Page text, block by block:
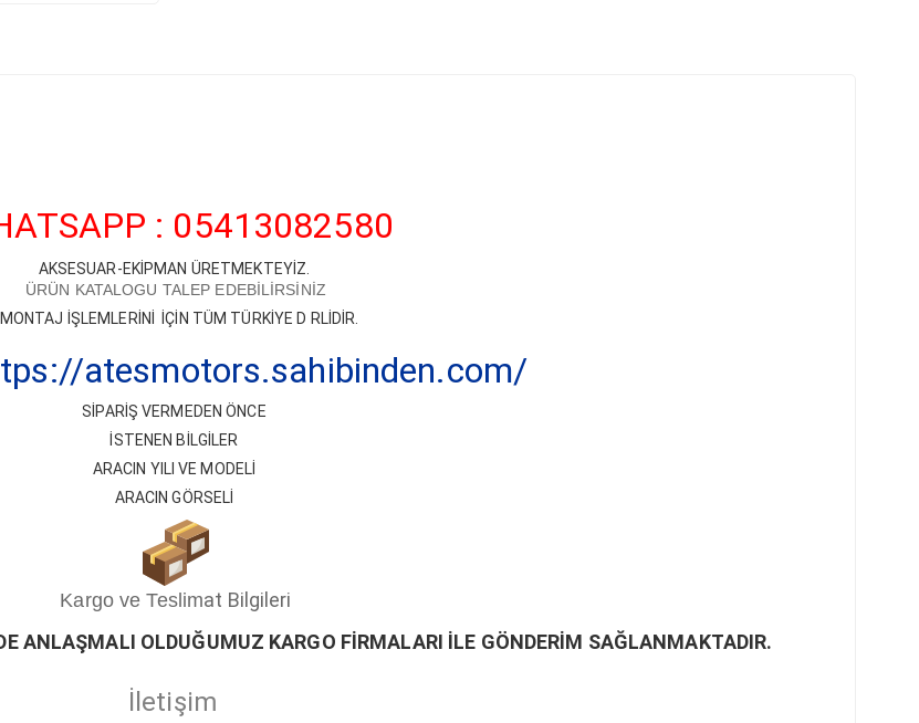
: 05413082580
AKSESUAR-EKİPMAN ÜRETMEKTEYİZ.
ÜRÜN KATALOGU TALEP EDEBİLİRSİNİZ
MONTAJ İŞLEMLERİNİ İÇİN TÜM TÜRKİYE D RLİDİR.
atesmotors.sahibinden.com/
SİPARİŞ VERMEDEN ÖNCE
İSTENEN BİLGİLER
ARACIN YILI VE MODELİ
ARACIN GÖRSELİ
Kargo ve Teslimat Bilgileri
E ANLAŞMALI OLDUĞUMUZ KARGO FİRMALARI İLE GÖNDERİM SAĞLANMAKTADIR.
İletişim